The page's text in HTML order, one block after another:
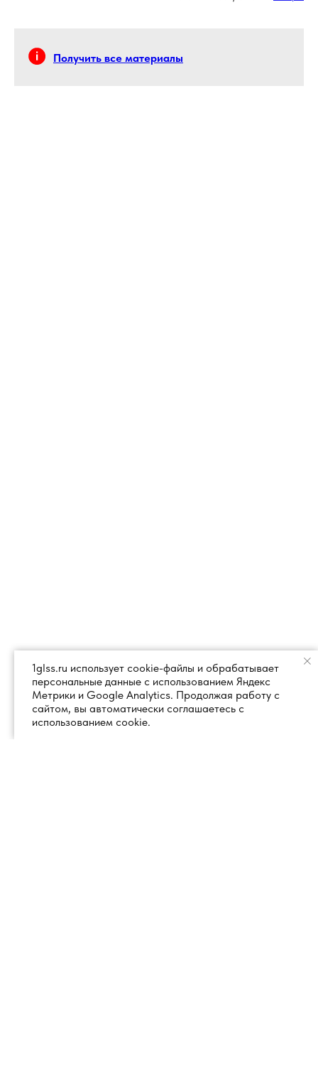
Получить все материалы
1glss.ru использует cookie-файлы и обрабатывает
персональные данные с использованием Яндекс
Метрики и Google Analytics. Продолжая работу с
сайтом, вы автоматически соглашаетесь с
использованием cookie.